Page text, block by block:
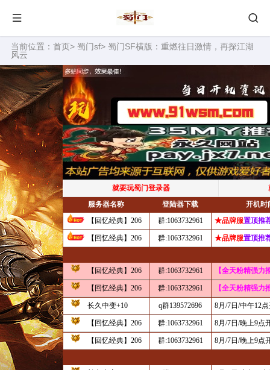
当前位置： 首页> 蜀门sf> 蜀门SF横版：重燃往日激情，再探江湖
风云